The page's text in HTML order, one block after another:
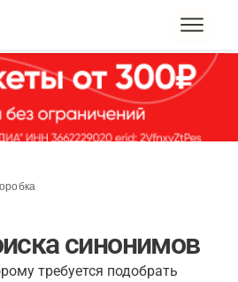
синонимов
требуется подобрать